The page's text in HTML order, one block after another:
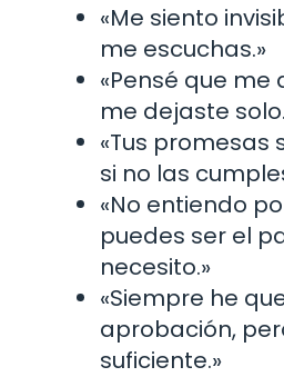
«Me siento
me escuchas.»
«Pensé que
me dejaste
«Tus promesas
si no las
«No entiendo
puedes ser el
necesito.»
«Siempre he
aprobación,
suficiente.»